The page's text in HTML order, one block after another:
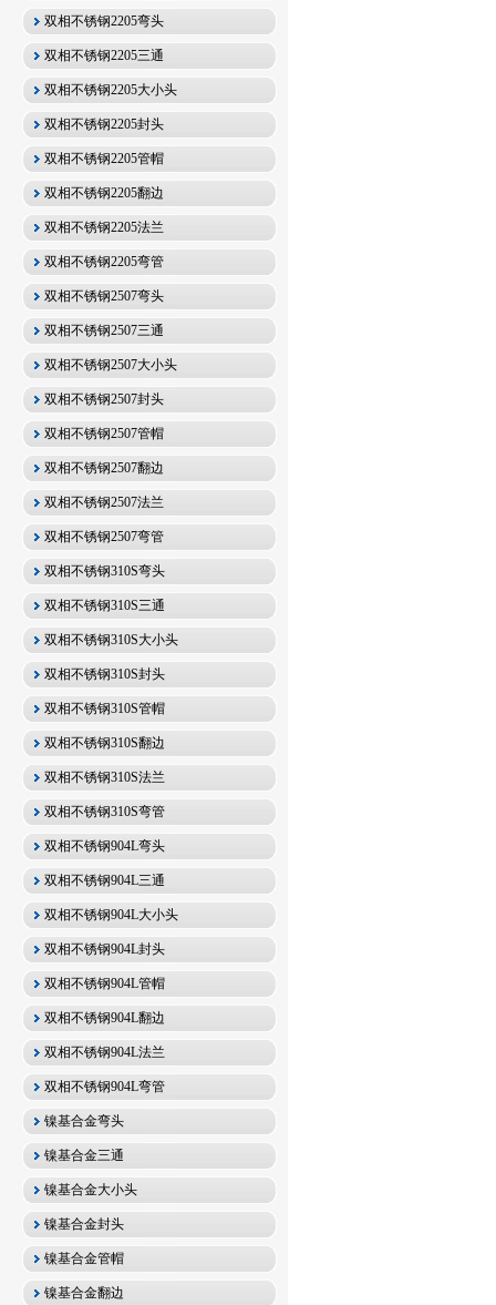
双相不锈钢2205弯头
双相不锈钢2205三通
双相不锈钢2205大小头
双相不锈钢2205封头
双相不锈钢2205管帽
双相不锈钢2205翻边
双相不锈钢2205法兰
双相不锈钢2205弯管
双相不锈钢2507弯头
双相不锈钢2507三通
双相不锈钢2507大小头
双相不锈钢2507封头
双相不锈钢2507管帽
双相不锈钢2507翻边
双相不锈钢2507法兰
双相不锈钢2507弯管
双相不锈钢310S弯头
双相不锈钢310S三通
双相不锈钢310S大小头
双相不锈钢310S封头
双相不锈钢310S管帽
双相不锈钢310S翻边
双相不锈钢310S法兰
双相不锈钢310S弯管
双相不锈钢904L弯头
双相不锈钢904L三通
双相不锈钢904L大小头
双相不锈钢904L封头
双相不锈钢904L管帽
双相不锈钢904L翻边
双相不锈钢904L法兰
双相不锈钢904L弯管
镍基合金弯头
镍基合金三通
镍基合金大小头
镍基合金封头
镍基合金管帽
镍基合金翻边